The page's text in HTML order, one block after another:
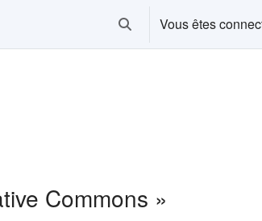
Activer/désactiver la
Vous êtes
Commons »